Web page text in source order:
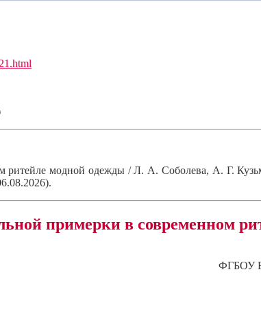
ритейле модной одежды / Л. А. Соболева, А.
примерки в современном
ФГБОУ